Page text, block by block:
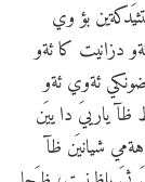
بؤ وي
دزانيت كا ئةو
ئةوي ئةو
يارييَ دا ييَن
شيانيَن ظآ